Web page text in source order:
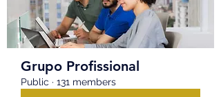
Grupo Profissional
Public · 131 members